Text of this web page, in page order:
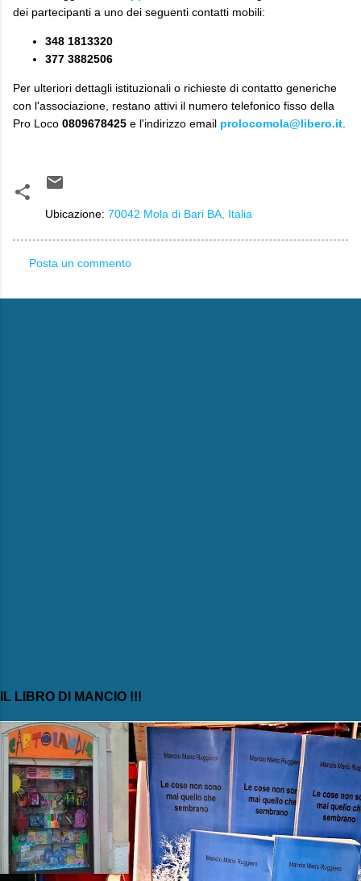
dei partecipanti a uno dei seguenti contatti mobili:
348 1813320
377 3882506
​Per ulteriori dettagli istituzionali o richieste di contatto generiche
con l'associazione, restano attivi il numero telefonico fisso della
Pro Loco 0809678425 e l'indirizzo email prolocomola@libero.it.
Ubicazione: 70042 Mola di Bari BA, Italia
Posta un commento
IL LIBRO DI MANCIO !!!